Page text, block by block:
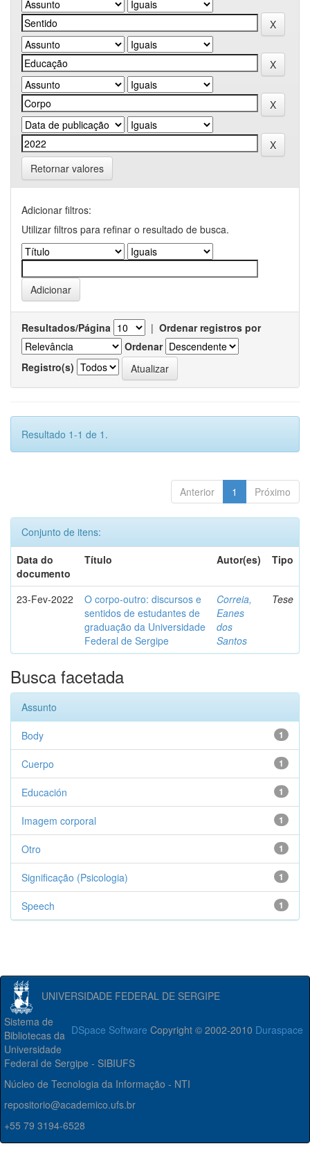
Retornar valores
Adicionar filtros:
Utilizar filtros para refinar o resultado de busca.
Resultados/Página | Ordenar registros por
Ordenar
Registro(s)
Resultado 1-1 de 1.
Anterior 1 Próximo
Conjunto de itens:
Data do
documento
Título Autor(es) Tipo
23-Fev-2022
O corpo-outro: discursos e
sentidos de estudantes de
graduação da Universidade
Federal de Sergipe
Correia,
Eanes
dos
Santos
Tese
Busca facetada
Assunto
1
Body
1
Cuerpo
1
Educación
1
Imagem corporal
1
Otro
1
Significação (Psicologia)
1
Speech
UNIVERSIDADE FEDERAL DE SERGIPE
DSpace Software Copyright © 2002-2010 Duraspace
Sistema de
Bibliotecas da
Universidade
Federal de Sergipe - SIBIUFS
Núcleo de Tecnologia da Informação - NTI
repositorio@academico.ufs.br
+55 79 3194-6528